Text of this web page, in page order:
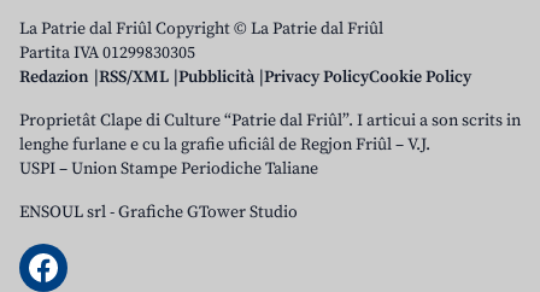
La Patrie dal Friûl Copyright © La Patrie dal Friûl
Partita IVA 01299830305
Redazion RSS/XML Pubblicità Privacy PolicyCookie Policy
Proprietât Clape di Culture “Patrie dal Friûl”. I articui a son scrits in
lenghe furlane e cu la grafie uficiâl de Regjon Friûl – V.J.
USPI – Union Stampe Periodiche Taliane
ENSOUL srl-Grafiche GTower Studio